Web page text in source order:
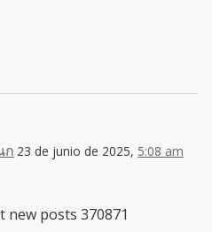
ก 23 de junio de 2025, 5:08 am
posts 370871